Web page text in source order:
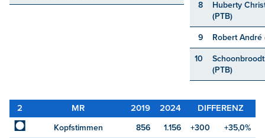
8
Huberty
(PTB)
9 Robert André
10
(PTB)
2 MR 2019 2024 DIFFERENZ
◘ Kopfstimmen 856 1.156 +300 +35,0%